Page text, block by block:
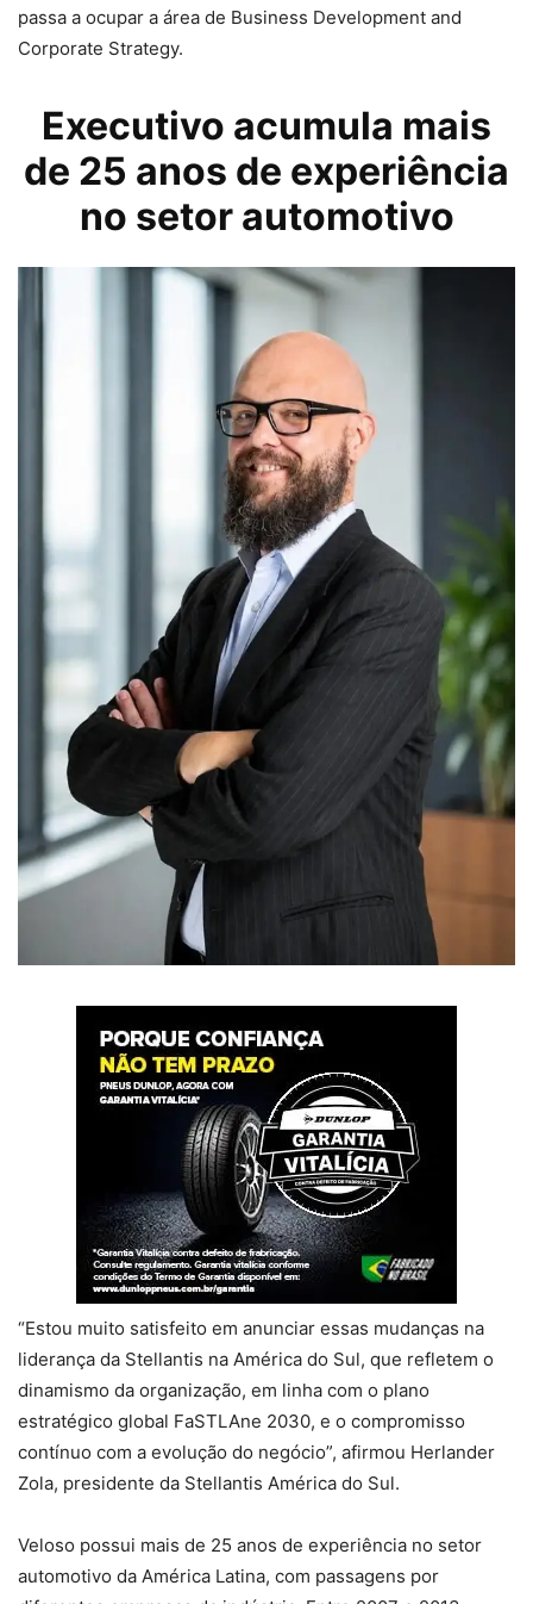
passa a ocupar a área de Business Development and
Corporate Strategy.
Executivo acumula mais
de 25 anos de experiência
no setor automotivo
“Estou muito satisfeito em anunciar essas mudanças na
liderança da Stellantis na América do Sul, que refletem o
dinamismo da organização, em linha com o plano
estratégico global FaSTLAne 2030, e o compromisso
contínuo com a evolução do negócio”, afirmou Herlander
Zola, presidente da Stellantis América do Sul.
Veloso possui mais de 25 anos de experiência no setor
automotivo da América Latina, com passagens por